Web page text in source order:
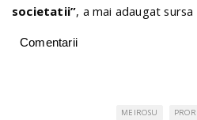
societatii”, a mai adaugat sursa
Comentarii
MEIROSU